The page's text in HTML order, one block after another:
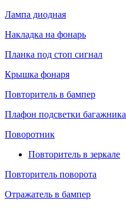
Лампа диодная
Накладка на фонарь
Планка под стоп сигнал
Крышка фонаря
Повторитель в бампер
Плафон подсветки багажника
Поворотник
Повторитель в зеркале
Повторитель поворота
Отражатель в бампер